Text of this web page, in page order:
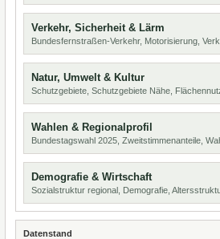
Verkehr, Sicherheit & Lärm
Bundesfernstraßen-Verkehr, Motorisierung,
Natur, Umwelt & Kultur
Schutzgebiete, Schutzgebiete Nähe,
Wahlen & Regionalprofil
Bundestagswahl 2025, Zweitstimmenanteile,
Demografie & Wirtschaft
Sozialstruktur regional, Demografie,
Datenstand